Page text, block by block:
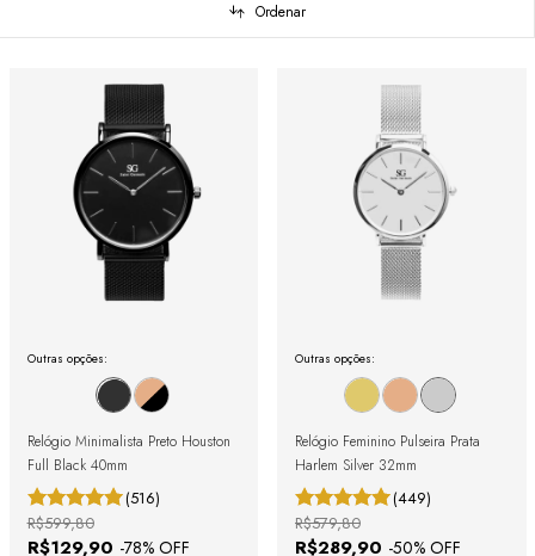
Ordenar
Outras opções:
Relógio Minimalista Preto Houston
Full Black 40mm
(516)
R$129,90 -78% OFF
R$599,80
Outras opções:
Relógio Feminino Pulseira Prata
Harlem Silver 32mm
(449)
R$289,90 -50% OFF
R$579,80